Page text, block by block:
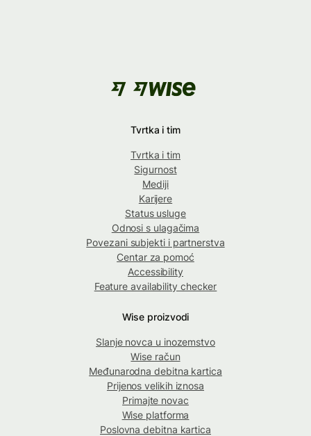
Tvrtka i tim
Tvrtka i tim
Sigurnost
Mediji
Karijere
Status usluge
Odnosi s ulagačima
Povezani subjekti i partnerstva
Centar za pomoć
Accessibility
Feature availability checker
Wise proizvodi
Slanje novca u inozemstvo
Wise račun
Međunarodna debitna kartica
Prijenos velikih iznosa
Primajte novac
Wise platforma
Poslovna debitna kartica